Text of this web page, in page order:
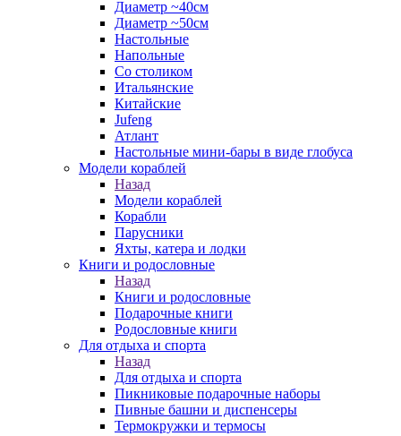
Диаметр ~40см
Диаметр ~50см
Настольные
Напольные
Со столиком
Итальянские
Китайские
Jufeng
Атлант
Настольные мини-бары в виде глобуса
Модели кораблей
Назад
Модели кораблей
Корабли
Парусники
Яхты, катера и лодки
Книги и родословные
Назад
Книги и родословные
Подарочные книги
Родословные книги
Для отдыха и спорта
Назад
Для отдыха и спорта
Пикниковые подарочные наборы
Пивные башни и диспенсеры
Термокружки и термосы